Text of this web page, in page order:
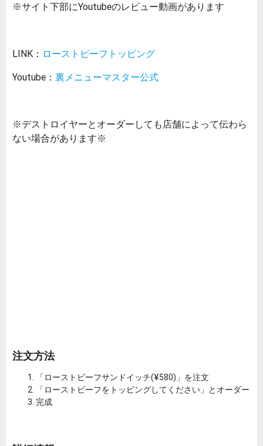
※サイト下部にYoutubeのレビュー動画があります
LINK： ローストビーフトッピング
Youtube： 裏メニューマスター公式
※デストロイヤーとオーダーしても店舗によって伝わら
ない場合があります※
注文方法
「ローストビーフサンドイッチ(¥580)」を注文
「ローストビーフをトッピングしてください」とオーダー
完成